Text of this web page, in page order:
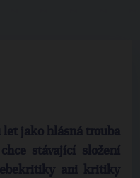
let jako hlásná trouba
stávající složení
ani kritiky